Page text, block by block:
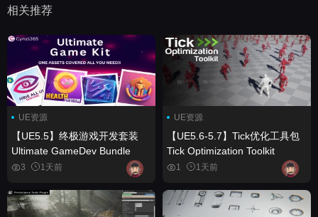
相关推荐
UE资源
【UE5.5】终极游戏开发套装
Ultimate GameDev Bundle
3 1天前
UE资源
【UE5.6-5.7】Tick优化工具包
Tick Optimization Toolkit
1 1天前